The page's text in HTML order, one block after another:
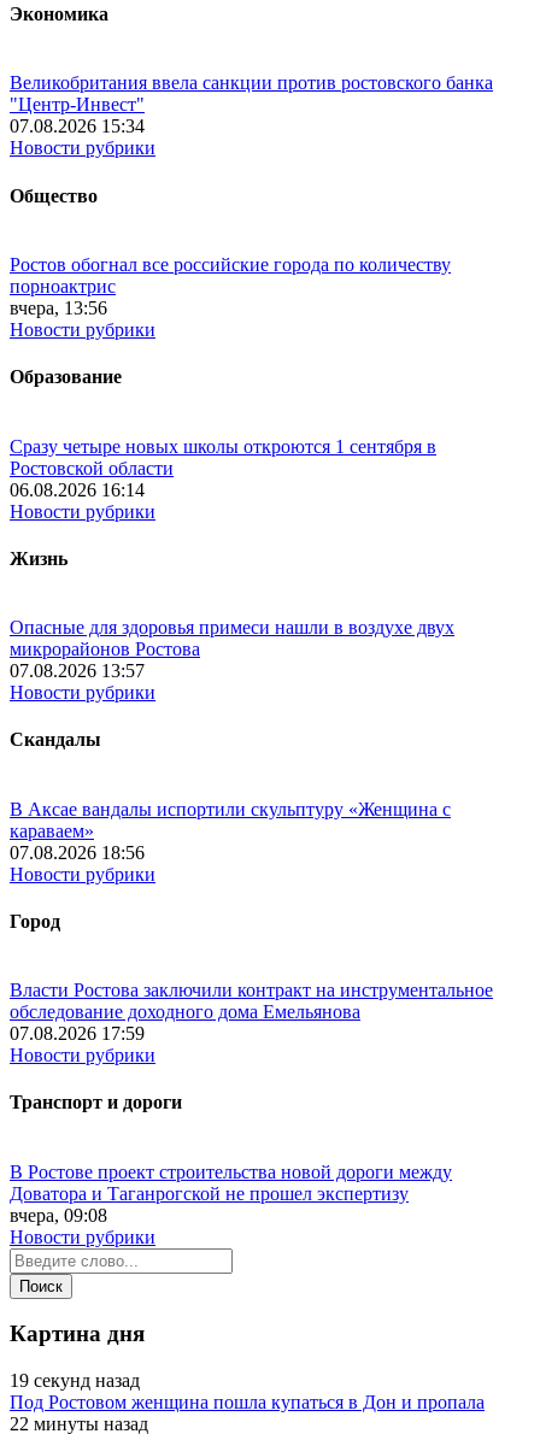
Экономика
Великобритания ввела санкции против ростовского банка
"Центр-Инвест"
07.08.2026 15:34
Новости рубрики
Общество
Ростов обогнал все российские города по количеству
порноактрис
вчера, 13:56
Новости рубрики
Образование
Сразу четыре новых школы откроются 1 сентября в
Ростовской области
06.08.2026 16:14
Новости рубрики
Жизнь
Опасные для здоровья примеси нашли в воздухе двух
микрорайонов Ростова
07.08.2026 13:57
Новости рубрики
Скандалы
В Аксае вандалы испортили скульптуру «Женщина с
караваем»
07.08.2026 18:56
Новости рубрики
Город
Власти Ростова заключили контракт на инструментальное
обследование доходного дома Емельянова
07.08.2026 17:59
Новости рубрики
Транспорт и дороги
В Ростове проект строительства новой дороги между
Доватора и Таганрогской не прошел экспертизу
вчера, 09:08
Новости рубрики
Картина дня
19 секунд назад
Под Ростовом женщина пошла купаться в Дон и пропала
22 минуты назад